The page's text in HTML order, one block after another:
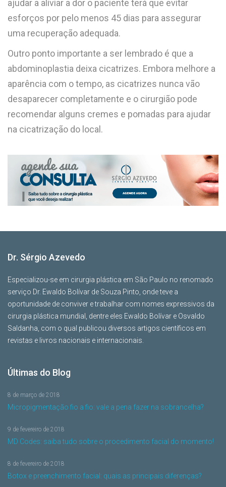
ajudar a aliviar a dor o paciente terá que evitar
esforços por pelo menos 45 dias para assegurar
uma recuperação adequada.
Outro ponto importante a ser lembrado é que a
abdominoplastia deixa cicatrizes. Embora melhore a
aparência com o tempo, as cicatrizes nunca vão
desaparecer completamente e o cirurgião pode
recomendar alguns cremes e pomadas para ajudar
na cicatrização do local.
Dr. Sérgio Azevedo
Especializou-se em cirurgia plástica em São Paulo no renomado
serviço Dr. Ewaldo Bolívar de Souza Pinto, onde teve a
oportunidade de conviver e trabalhar com nomes expressivos da
cirurgia plástica mundial, dentre eles Ewaldo Bolívar e Osvaldo
Saldanha, com o qual publicou diversos artigos científicos em
revistas e livros nacionais e internacionais.
Últimas do Blog
Micropigmentação fio a fio: vale a pena fazer na sobrancelha?
8 de março de 2018
MD Codes: saiba tudo sobre o procedimento facial do momento!
9 de fevereiro de 2018
Botox e preenchimento facial: quais as principais diferenças?
8 de fevereiro de 2018